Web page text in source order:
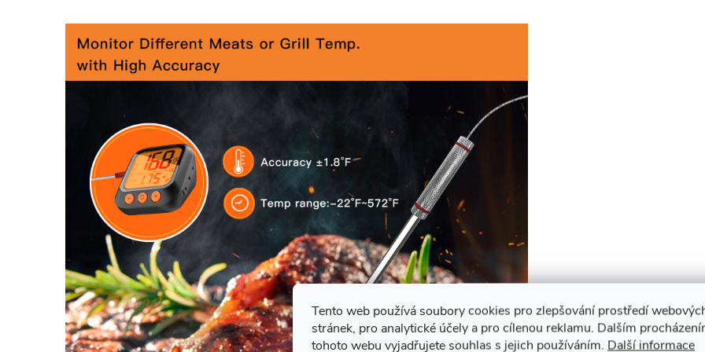
Tento web používá soubory cookies pro zlepšování prostředí
stránek, pro analytické účely a pro cílenou reklamu. Dalším
tohoto webu vyjadřujete souhlas s jejich používáním. Další informace